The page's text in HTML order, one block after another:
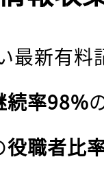
最新有料
続率98%
役職者比